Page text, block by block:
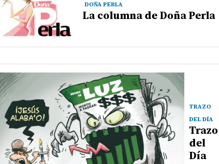
DOÑA PERLA
La columna de Doña Perla
TRAZO
DEL DÍA
Trazo
del
Día